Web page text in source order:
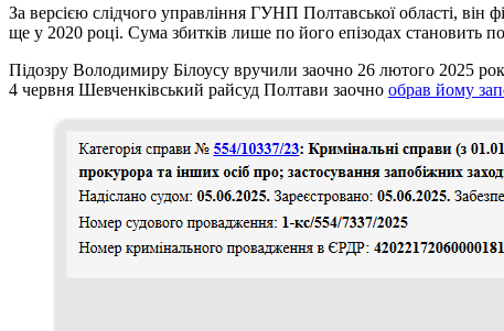
За версією слідчого управління ГУНП Полтавської області,
ще у 2020 році. Сума збитків лише по його епізодах становить
Підозру Володимиру Білоусу вручили заочно 26 лютого 2025
4 червня Шевченківський райсуд Полтави заочно обрав йому